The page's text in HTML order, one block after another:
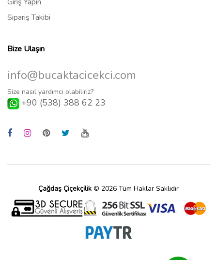
Sipariş Takibi
Bize Ulaşın
info@bucaktacicekci.com
Size nasıl yardımcı olabiliriz?
+90 (538) 388 62 23
Çağdaş Çiçekçilik © 2026 Tüm Haklar Saklıdır